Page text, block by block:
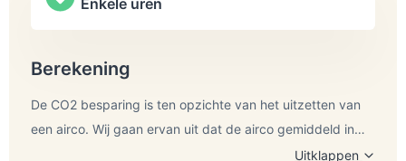
Enkele uren
Berekening
De CO2 besparing is ten opzichte van het uitzetten van
een airco. Wij gaan ervan uit dat de airco gemiddeld in
totaal een maand lang per jaar elke dag 8 uur lang wordt
Uitklappen